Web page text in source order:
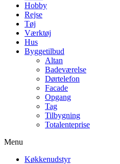
Hobby
Rejse
Tøj
Værktøj
Hus
Byggetilbud
Altan
Badeværelse
Dørtelefon
Facade
Opgang
Tag
Tilbygning
Totalenteprise
Menu
Køkkenudstyr